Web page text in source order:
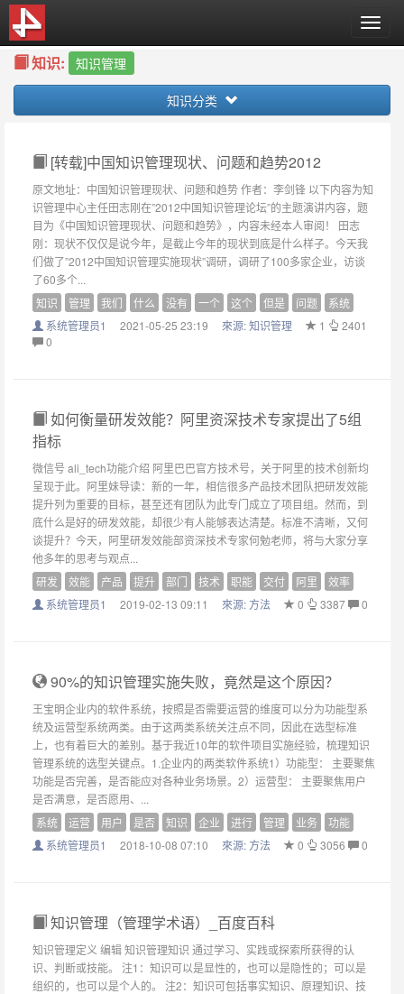
T
o
g
e
i
知识: 知识管理
知识分类
[转载]中国知识管理现状、问题和趋势2012
原文地址：中国知识管理现状、问题和趋势 作者：李剑锋 以下内容为知
识管理中心主任田志刚在”2012中国知识管理论坛”的主题演讲内容，题
目为《中国知识管理现状、问题和趋势》，内容未经本人审阅！ 田志
刚：现状不仅仅是说今年，是截止今年的现状到底是什么样子。今天我
们做了”2012中国知识管理实施现状”调研，调研了100多家企业，访谈
了60多个...
知识
管理 我们 什么 没有 一个 这个 但是 问题
系统
系统管理员1
2021-05-25 23:19 來源:知识管理 1
2401
0
如何衡量研发效能？阿里资深技术专家提出了5组
指标
微信号 ali_tech功能介绍 阿里巴巴官方技术号，关于阿里的技术创新均
呈现于此。阿里妹导读：新的一年，相信很多产品技术团队把研发效能
提升列为重要的目标，甚至还有团队为此专门成立了项目组。然而，到
底什么是好的研发效能，却很少有人能够表达清楚。标准不清晰，又何
谈提升？今天，阿里研发效能部资深技术专家何勉老师，将与大家分享
他多年的思考与观点...
研发
效能 产品 提升 部门 技术 职能 交付 阿里
效率
系统管理员1
2019-02-13 09:11 來源: 方法 0 3387 0
90%的知识管理实施失败，竟然是这个原因？
王宝明企业内的软件系统，按照是否需要运营的维度可以分为功能型系
统及运营型系统两类。由于这两类系统关注点不同，因此在选型标准
上，也有着巨大的差别。基于我近10年的软件项目实施经验，梳理知识
管理系统的选型关键点。1.企业内的两类软件系统1）功能型： 主要聚焦
功能是否完善，是否能应对各种业务场景。2）运营型： 主要聚焦用户
是否满意，是否愿用、...
系统
运营 用户 是否 知识 企业 进行 管理 业务
功能
系统管理员1
2018-10-08 07:10 來源: 方法 0 3056 0
知识管理（管理学术语）_百度百科
知识管理定义 编辑 知识管理知识 通过学习、实践或探索所获得的认
识、判断或技能。 注1：知识可以是显性的，也可以是隐性的；可以是
组织的，也可以是个人的。 注2：知识可包括事实知识、原理知识、技